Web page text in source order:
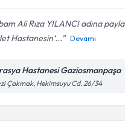
Ali Rıza YILANCI adına
Hastanesin‘...
Devamı
Hastanesi Gaziosmanpaşa
Çakmak, Hekimsuyu Cd. 26/34